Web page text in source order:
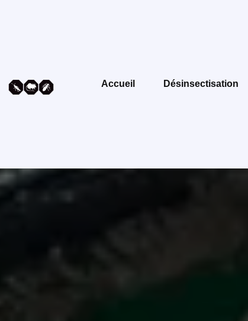
Accueil Désinsectisation